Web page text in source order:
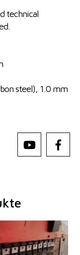
technical
steel), 1.0 mm